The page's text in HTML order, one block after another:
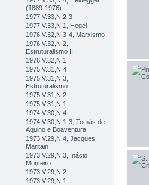
(1889-1976)
1977,V.33,N.2-3
1977,V.33,N.1, Hegel
1976,V.32,N.3-4, Marxismo
1976,V.32,N.2,
Estruturalismo II
1976,V.32,N.1
1975,V.31,N.4
1975,V.31,N.3,
Estruturalismo
1975,V.31,N.2
1975,V.31,N.1
1974,V.30,N.4
1974,V.30,N.1-3, Tomás de
Aquino e Boaventura
1973,V.29,N.4, Jacques
Maritain
1973,V.29,N.3, Inácio
Monteiro
1973,V.29,N.2
1973,V.29,N.1